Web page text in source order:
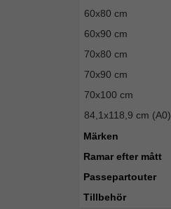
60x80 cm
60x90 cm
70x80 cm
70x90 cm
70x100 cm
84,1x118,9 cm (A0)
Märken
Ramar efter mått
Passepartouter
Tillbehör